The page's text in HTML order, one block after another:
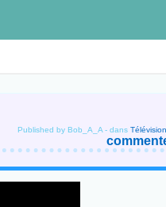
Published by Bob_A_A - dans